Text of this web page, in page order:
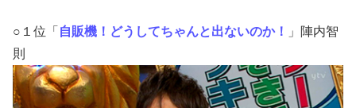
○１位「 自販機！どうしてちゃんと出ないのか！
」陣内智
則